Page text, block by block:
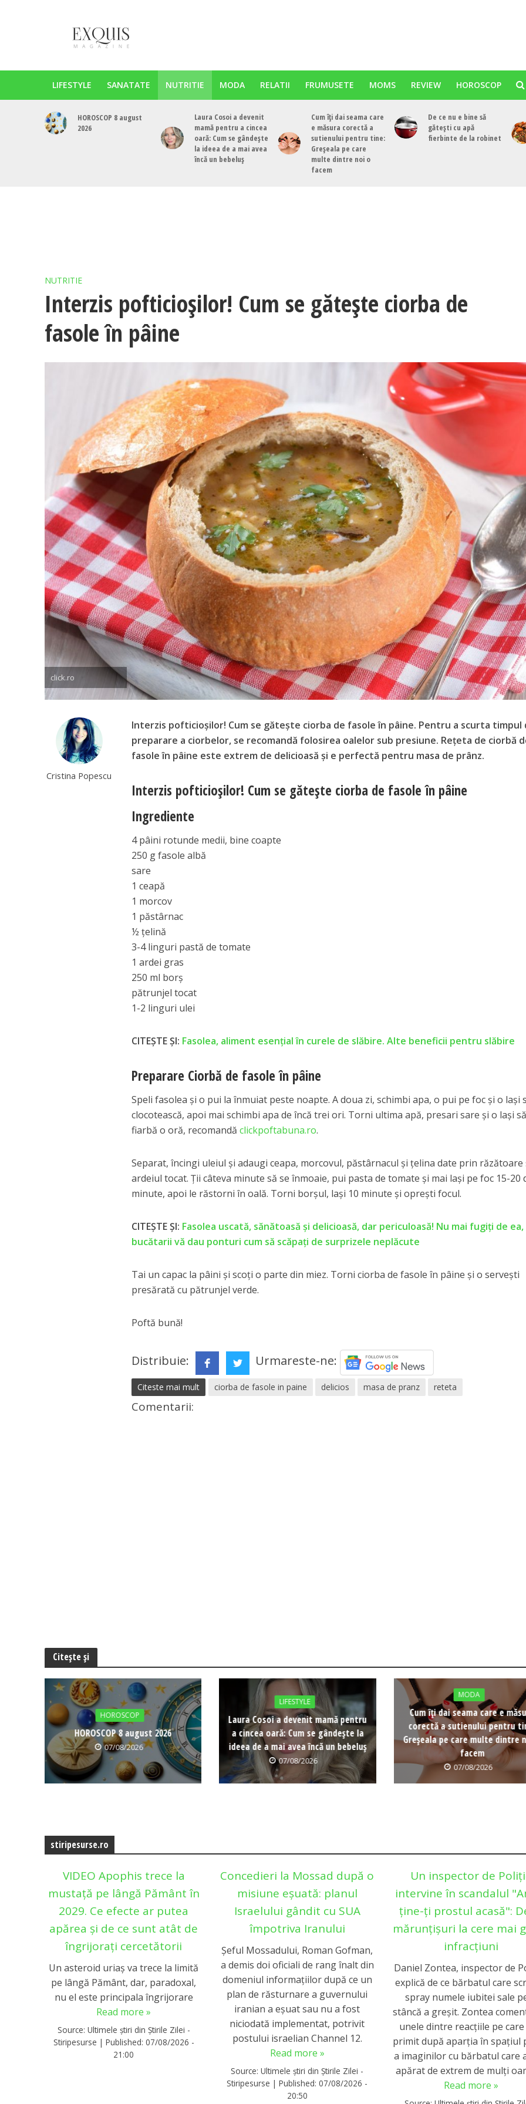
LIFESTYLE SANATATE NUTRITIE MODA RELATII FRUMUSETE MOMS REVIEW HOROSCOP
HOROSCOP 8 august
2026
Laura Cosoi a devenit
mamă pentru a cincea
oară: Cum se gândește
la ideea de a mai avea
încă un bebeluș
Cum îți dai seama care
e măsura corectă a
sutienului pentru tine:
Greșeala pe care
multe dintre noi o
facem
De ce nu e bine să
gătești cu apă
fierbinte de la robinet
NUTRITIE
Interzis pofticioșilor! Cum se gătește ciorba de
fasole în pâine
click.ro
Cristina Popescu
Interzis pofticioșilor! Cum se gătește ciorba de fasole în pâine. Pentru a scurta timpul
preparare a ciorbelor, se recomandă folosirea oalelor sub presiune. Reţeta de ciorbă
fasole în pâine este extrem de delicioasă şi e perfectă pentru masa de prânz.
Interzis pofticioșilor! Cum se gătește ciorba de fasole în pâine
Ingrediente
4 pâini rotunde medii, bine coapte
250 g fasole albă
sare
1 ceapă
1 morcov
1 păstârnac
½ ţelină
3-4 linguri pastă de tomate
1 ardei gras
250 ml borş
pătrunjel tocat
1-2 linguri ulei
CITEȘTE ȘI: Fasolea, aliment esențial în curele de slăbire. Alte beneficii pentru slăbire
Preparare Ciorbă de fasole în pâine
Speli fasolea şi o pui la înmuiat peste noapte. A doua zi, schimbi apa, o pui pe foc şi o laşi
clocotească, apoi mai schimbi apa de încă trei ori. Torni ultima apă, presari sare şi o laşi să
fiarbă o oră, recomandăclickpoftabuna.ro.
Separat, încingi uleiul şi adaugi ceapa, morcovul, păstârnacul şi ţelina date prin răzătoare
ardeiul tocat. Ţii câteva minute să se înmoaie, pui pasta de tomate şi mai laşi pe foc 15-20
minute, apoi le răstorni în oală. Torni borşul, laşi 10 minute şi opreşti focul.
CITEȘTE ȘI: Fasolea uscată, sănătoasă și delicioasă, dar periculoasă! Nu mai fugiți de ea,
bucătarii vă dau ponturi cum să scăpați de surprizele neplăcute
Tai un capac la pâini şi scoţi o parte din miez. Torni ciorba de fasole în pâine şi o serveşti
presărată cu pătrunjel verde.
Poftă bună!
Distribuie: Urmareste-ne:
Citeste mai mult ciorba de fasole in paine delicios masa de pranz reteta
Comentarii:
Citește și
HOROSCOP
HOROSCOP 8 august 2026
07/08/2026
LIFESTYLE
Laura Cosoi a devenit mamă pentru
a cincea oară: Cum se gândește la
ideea de a mai avea încă un bebeluș
07/08/2026
MODA
Cum îți dai seama care e
corectă a sutienului pentru
Greșeala pe care multe dintre
facem
07/08/2026
stiripesurse.ro
VIDEO Apophis trece la
mustață pe lângă Pământ în
2029. Ce efecte ar putea
apărea și de ce sunt atât de
îngrijorați cercetătorii
Un asteroid uriaș va trece la limită
pe lângă Pământ, dar, paradoxal,
nu el este principala îngrijorare
Read more »
Source: Ultimele știri din Știrile Zilei -
Stiripesurse | Published: 07/08/2026 -
21:00
Concedieri la Mossad după o
misiune eșuată: planul
Israelului gândit cu SUA
împotriva Iranului
Șeful Mossadului, Roman Gofman,
a demis doi oficiali de rang înalt din
domeniul informațiilor după ce un
plan de răsturnare a guvernului
iranian a eșuat sau nu a fost
niciodată implementat, potrivit
postului israelian Channel 12.
Read more »
Source:Ultimele știri din Știrile Zilei -
Stiripesurse |Published:07/08/2026 -
20:50
Un inspector de
intervine în scandalul
ține-ți prostul acasă":
mărunțișuri la cere mai
infracțiuni
Daniel Zontea, inspector de
explică de ce bărbatul care
spray numele iubitei sale
stâncă a greșit. Zontea
unele dintre reacţiile pe care
primit după aparţia în spaţiul
a imaginilor cu bărbatul care
apărat de extrem de mulți
Read more »